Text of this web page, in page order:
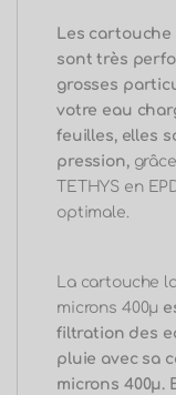
Les cartouche
sont très
grosses
votre eau
feuilles, elles
pression,
TETHYS en
optimale.
La cartouche
microns 400μ
filtration des
pluie avec sa
microns 400μ.